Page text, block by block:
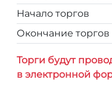
Начало торгов
Окончание торгов
Торги будут
в электронной